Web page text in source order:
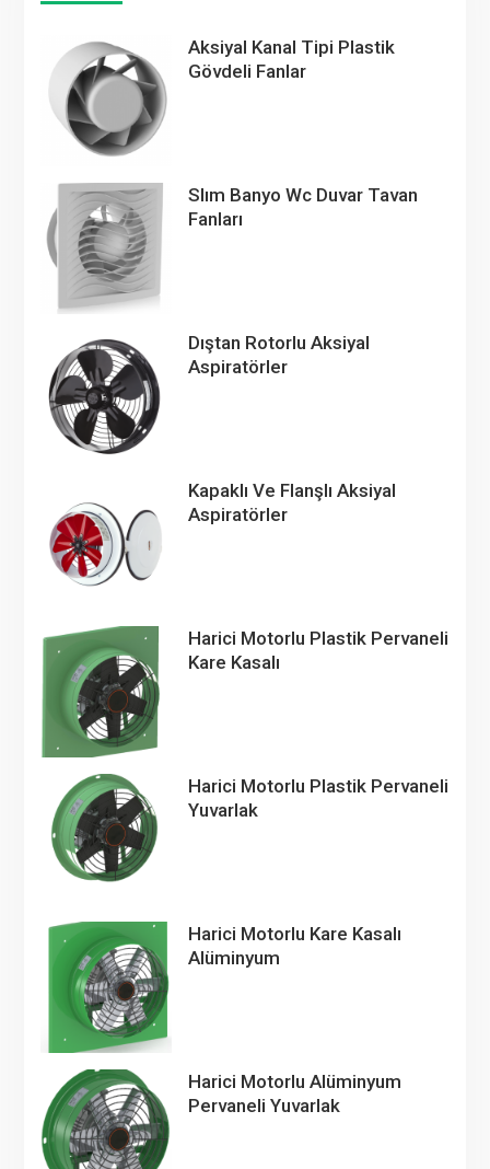
Aksiyal Kanal Tipi Plastik
Gövdeli Fanlar
Slım Banyo Wc Duvar Tavan
Fanları
Dıştan Rotorlu Aksiyal
Aspiratörler
Kapaklı Ve Flanşlı Aksiyal
Aspiratörler
Harici Motorlu Plastik Pervaneli
Kare Kasalı
Harici Motorlu Plastik Pervaneli
Yuvarlak
Harici Motorlu Kare Kasalı
Alüminyum
Harici Motorlu Alüminyum
Pervaneli Yuvarlak